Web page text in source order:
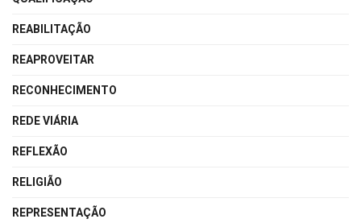
REABILITAÇÃO
REAPROVEITAR
RECONHECIMENTO
REDE VIÁRIA
REFLEXÃO
RELIGIÃO
REPRESENTAÇÃO